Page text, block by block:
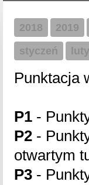
2018 2019
styczeń
luty
Punktacja
P1 -
P2 -
otwartym
P3 -